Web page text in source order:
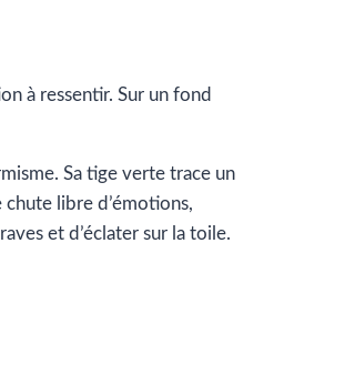
à ressentir. Sur un fond
Sa tige verte trace un
libre d’émotions,
et d’éclater sur la toile.